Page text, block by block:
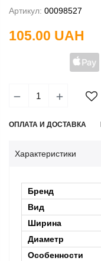
Артикул: 00098527
105.00 UAH
ОПЛАТА И ДОСТАВКА
Характеристики
Бренд
Вид
Ширина
Диаметр
Особенности